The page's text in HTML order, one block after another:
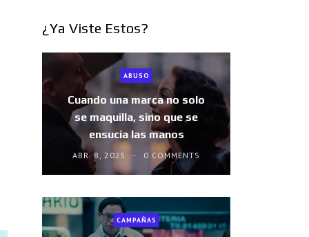
¿Ya Viste Estos?
ABUSO
Cuando una marca no solo
se maquilla, sino que se
ensucia las manos
ABR. 8, 2025 0 COMMENTS
CAMPAÑAS